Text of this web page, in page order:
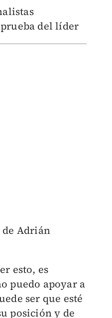
del líder
de Adrián
esto, es
puedo apoyar a
ser que esté
posición y de